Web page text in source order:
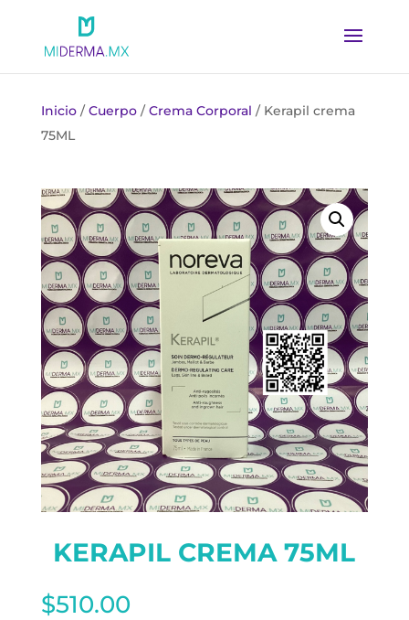
Inicio/Cuerpo/Crema Corporal / Kerapil crema
75ML
KERAPIL CREMA 75ML
$510.00